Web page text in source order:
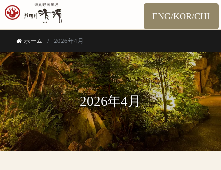
ENG/KOR/CHI
ホーム 2026年4月
2026年4月